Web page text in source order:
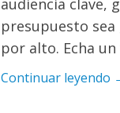
audiencia clave,
presupuesto
por alto. Echa
Continuar leyendo